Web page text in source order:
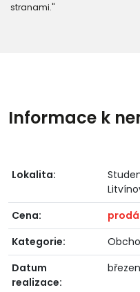
stranami."
Informace k
Lokalita:
Cena:
Kategorie:
Datum
realizace: